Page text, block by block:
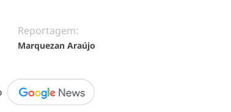
Reportagem:
Marquezan Araújo